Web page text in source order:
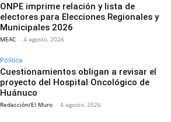
ONPE imprime relación y lista de
electores para Elecciones Regionales y
Municipales 2026
MEAC - 4 agosto, 2026
Política
Cuestionamientos obligan a revisar el
proyecto del Hospital Oncológico de
Huánuco
Redacción/El Muro - 4 agosto, 2026